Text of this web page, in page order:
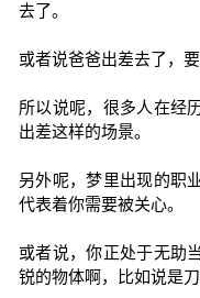
去了。
或者说爸爸出差去了，
所以说呢，很多人在经
出差这样的场景。
另外呢，梦里出现的职
代表着你需要被关心。
或者说，你正处于无助
锐的物体啊，比如说是刀